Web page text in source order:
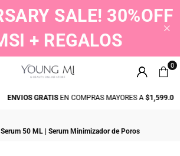
SALE! 30%OFF
+ REGALOS
0
ENVIOS GRATISEN COMPRAS MAYORES A$1,599.00
50 ML | Serum Minimizador de Poros